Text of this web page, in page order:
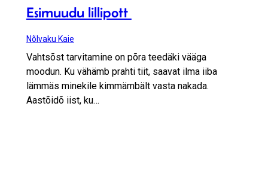
Esimuudu lillipott
Nõlvaku Kaie
Vahtsõst tarvitamine on põra teedäki vääga
moodun. Ku vähämb prahti tiit, saavat ilma iiba
lämmäs minekile kimmämbält vasta nakada.
Aastõidõ iist, ku…